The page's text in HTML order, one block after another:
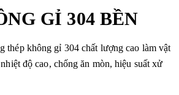
GỈ 304 BỀN
thép không gỉ 304 chất lượng cao làm vật
độ cao, chống ăn mòn, hiệu suất xử